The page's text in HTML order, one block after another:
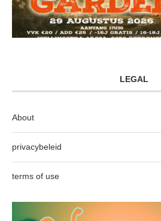
LEGAL
About
privacybeleid
terms of use